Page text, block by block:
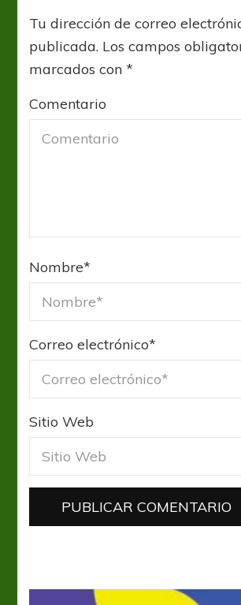
Tu dirección de correo
publicada. Los campos
marcados con*
Comentario
Nombre*
Correo electrónico*
Sitio Web